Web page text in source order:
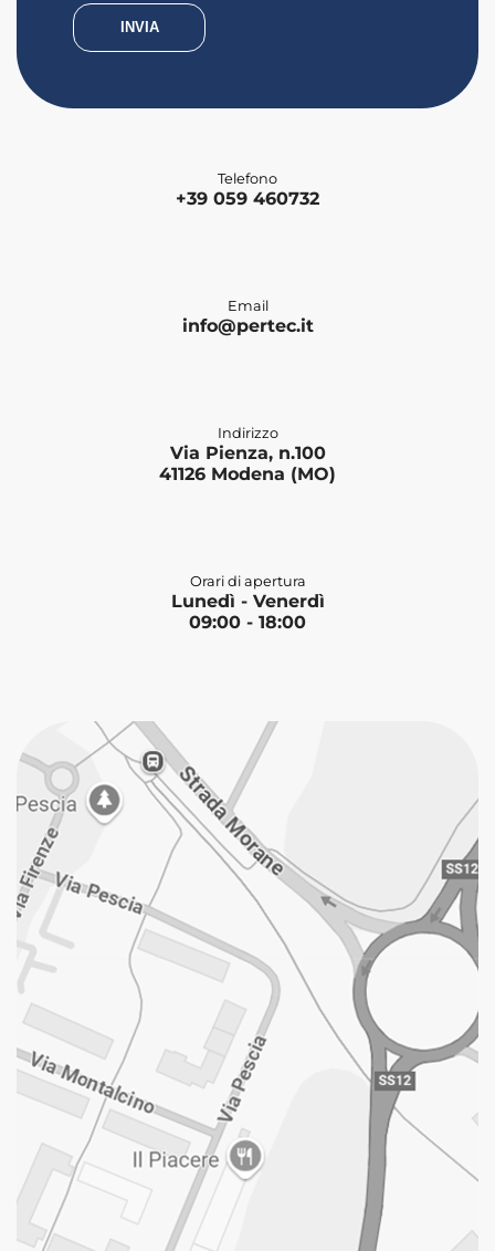
Telefono
+39 059 460732
Email
info@pertec.it
Indirizzo
Via Pienza, n.100
41126 Modena (MO)
Orari di apertura
Lunedì - Venerdì
09:00 - 18:00